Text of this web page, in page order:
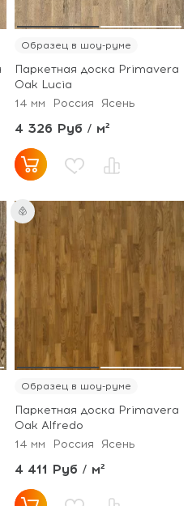
Образец в шоу-руме
Паркетная доска Primavera
Oak Lucia
14 мм
Россия Ясень
4 326 Руб / м²
Образец в шоу-руме
Паркетная доска Primavera
Oak Alfredo
14 мм
Россия Ясень
4 411 Руб / м²